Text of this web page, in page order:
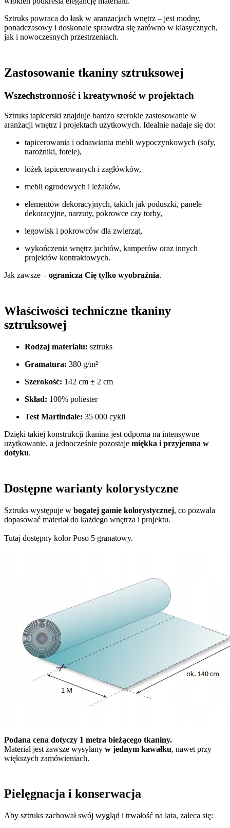
Sztruks powraca do łask w aranżacjach wnętrz – jest modny,
ponadczasowy i doskonale sprawdza się zarówno w klasycznych,
jak i nowoczesnych przestrzeniach.
Zastosowanie tkaniny sztruksowej
Wszechstronność i kreatywność w projektach
Sztruks tapicerski znajduje bardzo szerokie zastosowanie w
aranżacji wnętrz i projektach użytkowych. Idealnie nadaje się do:
tapicerowania i odnawiania mebli wypoczynkowych (sofy,
narożniki, fotele),
łóżek tapicerowanych i zagłówków,
mebli ogrodowych i leżaków,
elementów dekoracyjnych, takich jak poduszki, panele
dekoracyjne, narzuty, pokrowce czy torby,
legowisk i pokrowców dla zwierząt,
wykończenia wnętrz jachtów, kamperów oraz innych
projektów kontraktowych.
Jak zawsze – ogranicza Cię tylko wyobraźnia.
Właściwości techniczne tkaniny
sztruksowej
Rodzaj materiału: sztruks
Gramatura: 380 g/m²
Szerokość: 142 cm ± 2 cm
Skład: 100% poliester
Test Martindale: 35 000 cykli
Dzięki takiej konstrukcji tkanina jest odporna na intensywne
użytkowanie, a jednocześnie pozostaje miękka i przyjemna w
dotyku.
Dostępne warianty kolorystyczne
Sztruks występuje w bogatej gamie kolorystycznej, co pozwala
dopasować materiał do każdego wnętrza i projektu.
Tutaj dostępny kolor Poso 5 granatowy.
Podana cena dotyczy 1 metra bieżącego tkaniny.
Materiał jest zawsze wysyłany w jednym kawałku, nawet przy
większych zamówieniach.
Pielęgnacja i konserwacja
Aby sztruks zachował swój wygląd i trwałość na lata, zaleca się: